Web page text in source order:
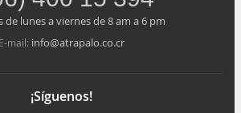
de lunes a viernes de 8 am a 6 pm
E-mail: info@atrapalo.co.cr
¡Síguenos!